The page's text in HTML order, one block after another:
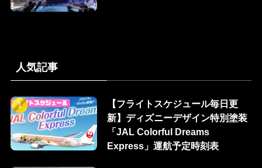
人気記事
【フライトスケジュール毎日更
新】ディズニーデザイン特別塗装
「JAL Colorful Dreams
Express」運航予定時刻表